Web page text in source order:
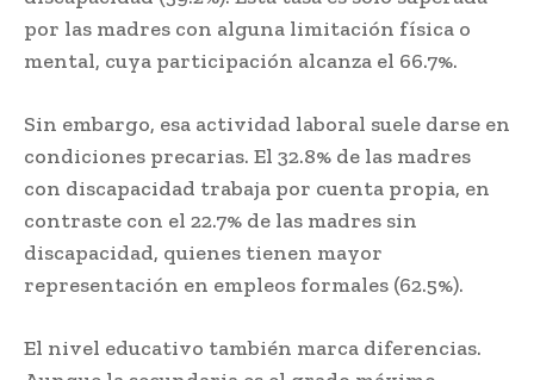
por las madres con alguna limitación física o
mental, cuya participación alcanza el 66.7%.
Sin embargo, esa actividad laboral suele darse en
condiciones precarias. El 32.8% de las madres
con discapacidad trabaja por cuenta propia, en
contraste con el 22.7% de las madres sin
discapacidad, quienes tienen mayor
representación en empleos formales (62.5%).
El nivel educativo también marca diferencias.